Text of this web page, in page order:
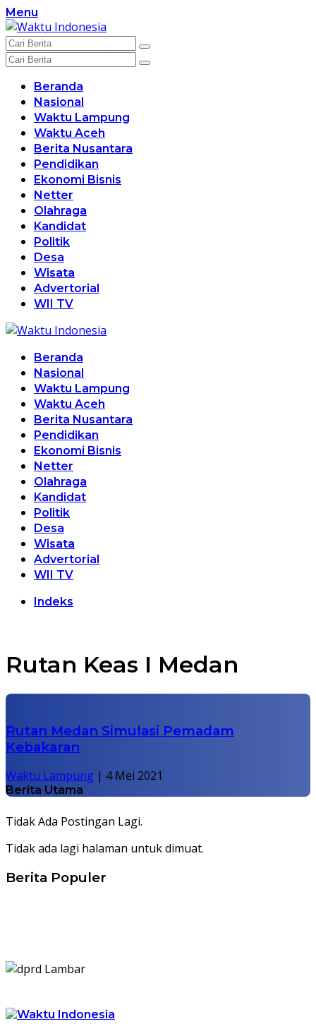
Langsung
ke
konten
Menu
Beranda
Nasional
Waktu Lampung
Waktu Aceh
Berita Nusantara
Pendidikan
Ekonomi Bisnis
Netter
Olahraga
Kandidat
Politik
Desa
Wisata
Advertorial
WII TV
Beranda
Nasional
Waktu Lampung
Waktu Aceh
Berita Nusantara
Pendidikan
Ekonomi Bisnis
Netter
Olahraga
Kandidat
Politik
Desa
Wisata
Advertorial
WII TV
Indeks
Rutan Keas I Medan
Rutan Medan Simulasi Pemadam
Kebakaran
Waktu Lampung | 4 Mei 2021
Berita Utama
Tidak Ada Postingan Lagi.
Tidak ada lagi halaman untuk dimuat.
Berita Populer